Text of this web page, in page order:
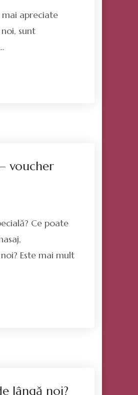
apreciate
sunt
voucher
Ce poate
Este mai mult
lângă noi?